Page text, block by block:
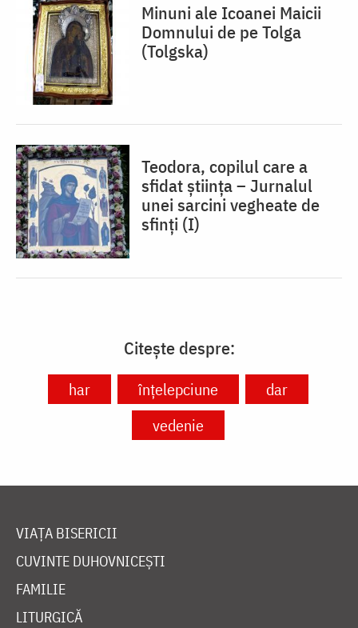
Minuni ale Icoanei Maicii
Domnului de pe Tolga
(Tolgska)
Teodora, copilul care a
sfidat știința – Jurnalul
unei sarcini vegheate de
sfinți (I)
Citește despre:
har înțelepciune
dar
vedenie
VIAȚA BISERICII
CUVINTE DUHOVNICEȘTI
FAMILIE
LITURGICĂ